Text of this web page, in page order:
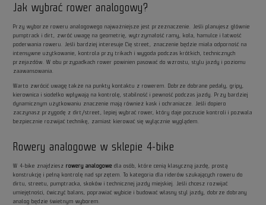
Jak wybrać rower analogowy?
Przy wyborze roweru analogowego najważniejsze jest przeznaczenie. Jeśli planujesz głównie
pumptrack i dirt, zwróć uwagę na geometrię, wytrzymałość ramy, koła, hamulce i łatwość
poderwania roweru. Jeśli bardziej interesuje Cię street, znaczenie będzie miała odporność na
intensywne użytkowanie, kontrola przy trikach i wygoda podczas krótkich, technicznych
przejazdów. W obu przypadkach rower powinien pasować do wzrostu, stylu jazdy i poziomu
zaawansowania.
Warto zwrócić uwagę także na punkty kontaktu z rowerem. Dobrze dobrane pedały, gripy,
kierownica i siodełko wpływają na kontrolę, stabilność i pewność podczas jazdy. Przy bardziej
dynamicznym użytkowaniu znaczenie mają również kask i ochraniacze. Jeśli dopiero
zaczynasz przygodę z dirt/street, lepiej wybrać rower, który daje poczucie kontroli i pozwala
bezpiecznie rozwijać technikę, zamiast kierować się wyłącznie wyglądem.
Rowery analogowe w sklepie 4-bike
W 4-bike znajdzieszrowery analogowe dla osób, które cenią klasyczną jazdę, prostą
konstrukcję i pełną kontrolę nad sprzętem. To kategoria dla riderów szukających roweru do
dirtu, streetu, pumptracka, skoków i technicznej jazdy miejskiej. Jeśli chcesz rozwijać
umiejętności, ćwiczyć balans, poprawiać wybicie i budować własny styl jazdy, dobrze dobrany
analog będzie świetnym wyborem.